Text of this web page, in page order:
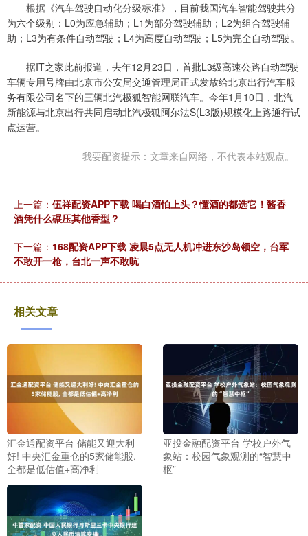
根据《汽车驾驶自动化分级标准》，目前我国汽车智能驾驶共分
为六个级别：L0为应急辅助；L1为部分驾驶辅助；L2为组合驾驶辅
助；L3为有条件自动驾驶；L4为高度自动驾驶；L5为完全自动驾驶。
据IT之家此前报道，去年12月23日，首批L3级高速公路自动驾驶
车辆专用号牌由北京市公安局交通管理局正式发放给北京出行汽车服
务有限公司名下的三辆北汽极狐智能网联汽车。今年1月10日，北汽
新能源与北京出行共同启动北汽极狐阿尔法S(L3版)规模化上路通行试
点运营。
我要配资提示：文章来自网络，不代表本站观点。
上一篇： 伍祥配资APP下载 喝白酒怕上头？懂酒的都选它！酱香
酒凭什么碾压其他香型？
下一篇： 168配资APP下载 凌晨5点无人机冲进东沙岛领空，台军
不敢开一枪，台北一声不敢吭
相关文章
汇金通配资平台 储能又迎大利
好! 中央汇金重仓的5家储能股,
全都是低估值+高净利
亚投金融配资平台 学校户外气
象站：校园气象观测的“智慧中
枢”